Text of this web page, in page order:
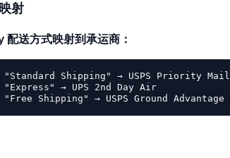
射
送方式映射到承运商：
"Standard Shipping" → USPS Priority Mail
"Express" → UPS 2nd Day Air